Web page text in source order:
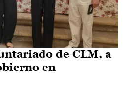
de CLM, a
en